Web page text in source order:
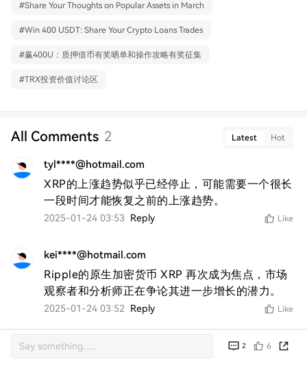
#Share Your Thoughts on Popular Assets in March
#Win 400 USDT: Share Your Crypto Loans Trades
#赢400U：质押借币有奖晒单和操作攻略有奖征集
#TRX投资价值讨论区
All Comments 2 Latest Hot
tyl****@hotmail.com
XRP的上涨趋势似乎已经停止，可能需要一个很长
一段时间才能恢复之前的上涨趋势。
2025-01-24 03:53 Reply Like
kei****@hotmail.com
Ripple的原生加密货币 XRP 再次成为焦点，市场
观察者和分析师正在争论其进一步增长的潜力。
2025-01-24 03:52 Reply Like
2 6